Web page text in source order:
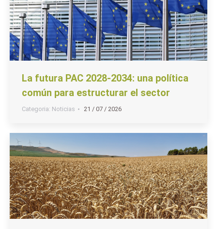
La futura PAC 2028-2034: una política
común para estructurar el sector
Categoria: Noticias 21 / 07 / 2026